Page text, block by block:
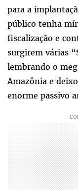
para a
público tenha
fiscalização e
surgirem várias
lembrando o
Amazônia e
enorme passivo